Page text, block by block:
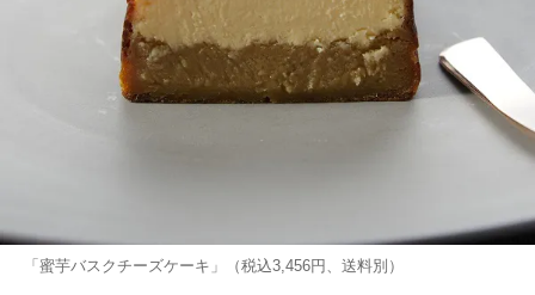
「蜜芋バスクチーズケーキ」（税込3,456円、送料別）